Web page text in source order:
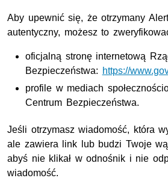
Aby upewnić się, że otrzymany
autentyczny, możesz to
oficjalną stronę internetową
Bezpieczeństwa: https://
profile w mediach
Centrum Bezpieczeństwa.
Jeśli otrzymasz wiadomość, która
ale zawiera link lub budzi Twoje
abyś nie klikał w odnośnik i nie
wiadomość.